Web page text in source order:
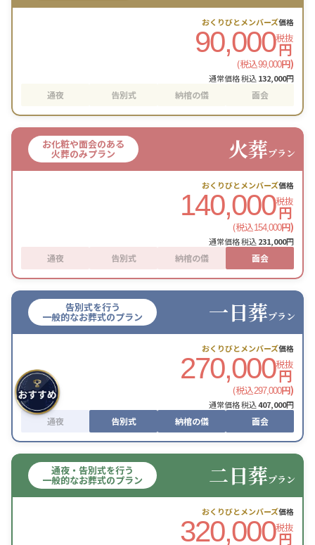
おくりびとメンバーズ価格
90,000税抜
円
(税込99,000円)
通常価格 税込132,000円
通夜 告別式 納棺の儀 面会
お化粧や面会のある
火葬のみプラン 火葬プラン
おくりびとメンバーズ価格
140,000税抜
円
(税込154,000円)
通常価格 税込231,000円
通夜 告別式 納棺の儀 面会
告別式を行う
一般的なお葬式のプラン 一日葬プラン
おくりびとメンバーズ価格
270,000税抜
円
(税込297,000円)
通常価格 税込407,000円
通夜 告別式 納棺の儀 面会
通夜・告別式を行う
一般的なお葬式のプラン 二日葬プラン
おくりびとメンバーズ価格
320,000税抜
円